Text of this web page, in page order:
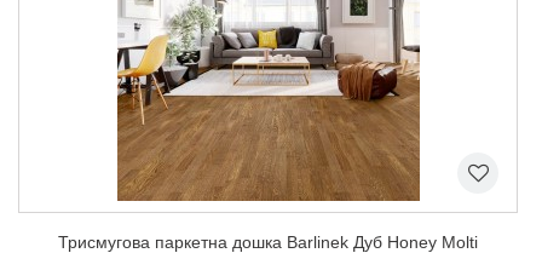
Триcмугова паркетна дошка Barlinek Дуб Honey Molti